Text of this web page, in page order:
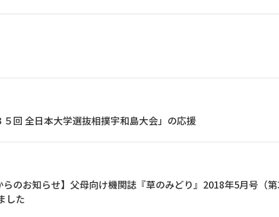
５回 全日本大学選抜相撲宇和島大会」の応援
らのお知らせ】父母向け機関誌『草のみどり』2018年5月号（
した